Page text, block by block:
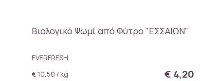
Βιολογικό Ψωμί από Φύτρο "ΕΣΣΑΙΩΝ"
EVERFRESH
€ 10,50 / kg
€ 4,20